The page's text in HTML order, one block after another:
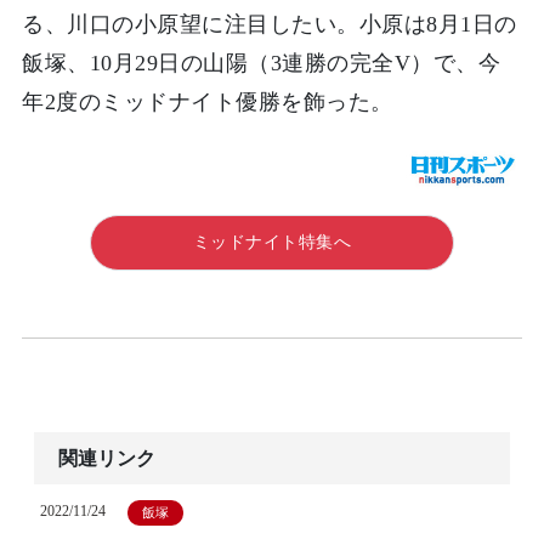
る、川口の小原望に注目したい。小原は8月1日の
飯塚、10月29日の山陽（3連勝の完全V）で、今
年2度のミッドナイト優勝を飾った。
ミッドナイト特集へ
関連リンク
2022/11/24 飯塚